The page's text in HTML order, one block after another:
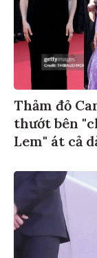
Thảm đỏ
thướt bên
Lem" át cả